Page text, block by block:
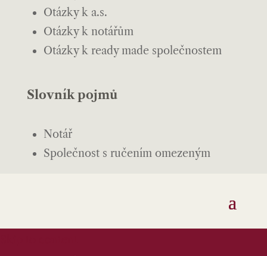
Otázky k a.s.
Otázky k notářům
Otázky k ready made společnostem
Slovník pojmů
Notář
Společnost s ručením omezeným